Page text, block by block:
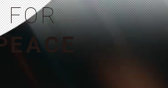
FOR
EACE